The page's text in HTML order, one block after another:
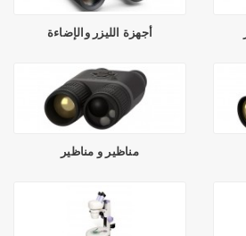
أجهزة الليزر والإضاءة
مناظير و مناظير